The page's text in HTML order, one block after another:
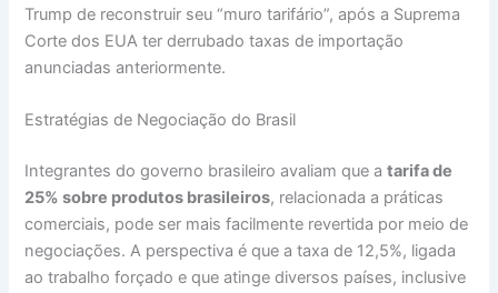
Trump de reconstruir seu “muro tarifário”, após a Suprema
Corte dos EUA ter derrubado taxas de importação
anunciadas anteriormente.
Estratégias de Negociação do Brasil
Integrantes do governo brasileiro avaliam que atarifa de
25% sobre produtos brasileiros, relacionada a práticas
comerciais, pode ser mais facilmente revertida por meio de
negociações. A perspectiva é que a taxa de 12,5%, ligada
ao trabalho forçado e que atinge diversos países, inclusive